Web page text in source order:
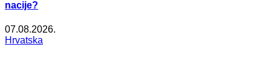
nacije?
07.08.2026.
Hrvatska